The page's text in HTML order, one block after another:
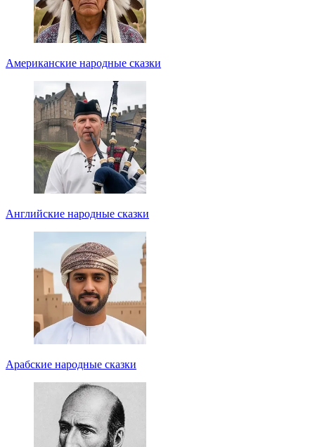
Американские народные сказки
Английские народные сказки
Арабские народные сказки